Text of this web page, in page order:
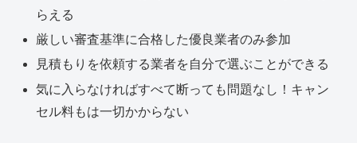
らえる
厳しい審査基準に合格した優良業者のみ参加
見積もりを依頼する業者を自分で選ぶことができる
気に入らなければすべて断っても問題なし！キャン
セル料もは一切かからない